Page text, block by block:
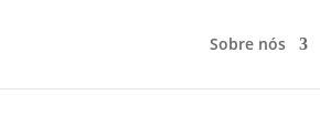
Sobre nós